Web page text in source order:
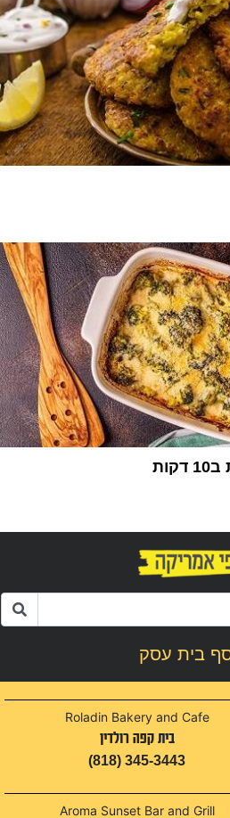
בית עסק
Roladin Bakery and Cafe
בית קפה רולדין
(818) 345-3443
Aroma Sunset Bar and Grill